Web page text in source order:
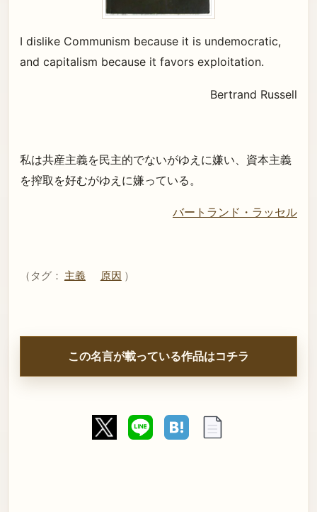
I dislike Communism because it is undemocratic,
and capitalism because it favors exploitation.
Bertrand Russell
私は共産主義を民主的でないがゆえに嫌い、資本主義
を搾取を好むがゆえに嫌っている。
バートランド・ラッセル
（タグ： 主義 原因 ）
この名言が載っている作品はコチラ